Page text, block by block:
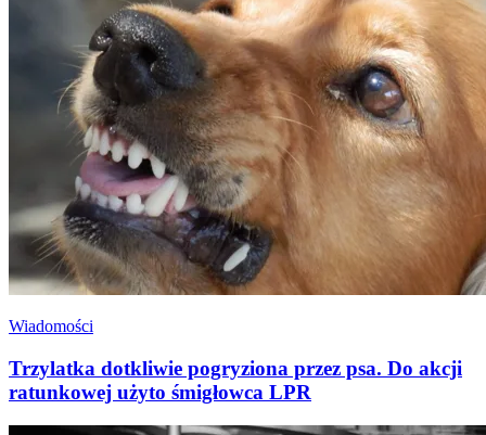
Wiadomości
Trzylatka dotkliwie pogryziona przez psa. Do akcji
ratunkowej użyto śmigłowca LPR